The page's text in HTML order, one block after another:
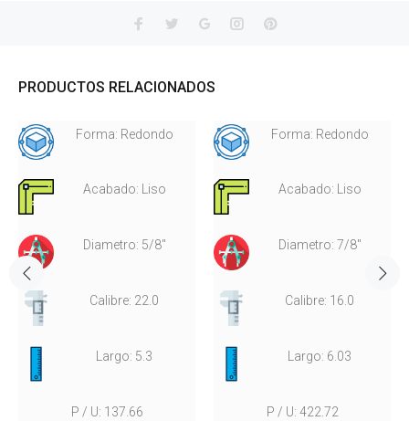
PRODUCTOS RELACIONADOS
Forma: Redondo
Acabado: Liso
Diametro: 5/8"
Calibre: 22.0
Largo: 5.3
P / U: 137.66
Forma: Redondo
Acabado: Liso
Diametro: 7/8"
Calibre: 16.0
Largo: 6.03
P / U: 422.72